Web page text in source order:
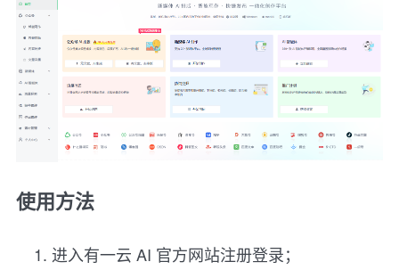
使用方法
进入有一云 AI 官方网站注册登录；